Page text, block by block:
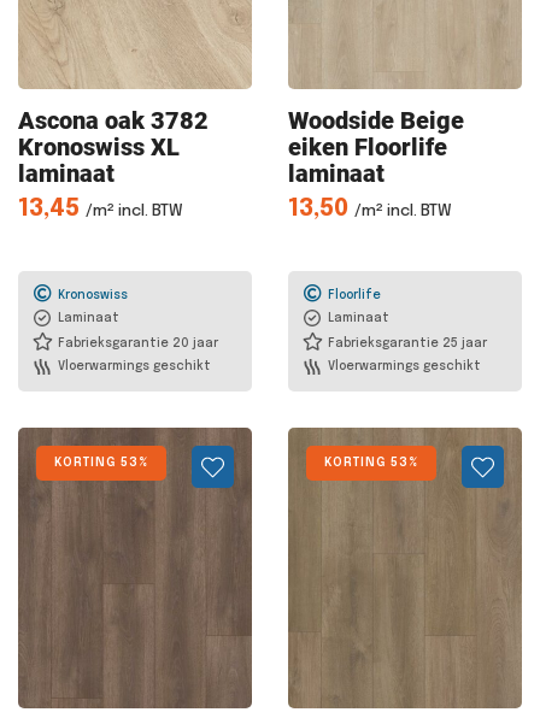
Ascona oak 3782
Kronoswiss XL
laminaat
13,45 /m² incl. BTW
Kronoswiss
Laminaat
Fabrieksgarantie 20 jaar
Vloerwarmings geschikt
Woodside Beige
eiken Floorlife
laminaat
13,50 /m² incl. BTW
Floorlife
Laminaat
Fabrieksgarantie 25 jaar
Vloerwarmings geschikt
KORTING 53% KORTING 53%